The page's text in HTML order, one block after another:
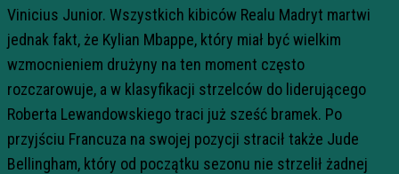
Vinicius Junior. Wszystkich kibiców Realu Madryt martwi
jednak fakt, że Kylian Mbappe, który miał być wielkim
wzmocnieniem drużyny na ten moment często
rozczarowuje, a w klasyfikacji strzelców do liderującego
Roberta Lewandowskiego traci już sześć bramek. Po
przyjściu Francuza na swojej pozycji stracił także Jude
Bellingham, który od początku sezonu nie strzelił żadnej